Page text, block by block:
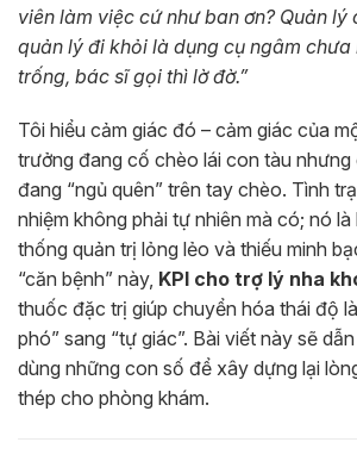
viên làm việc cứ như ban ơn? Quản lý
quản lý đi khỏi là dụng cụ ngâm
trống, bác sĩ gọi thì lờ đờ.”
Tôi hiểu cảm giác đó – cảm giác của
trưởng đang cố chèo lái con tàu nhưng
đang “ngủ quên” trên tay chèo. Tình
nhiệm không phải tự nhiên mà có; nó
thống quản trị lỏng lẻo và thiếu minh
“căn bệnh” này, KPI cho trợ lý nha
thuốc đặc trị giúp chuyển hóa thái độ
phó” sang “tự giác”. Bài viết này sẽ
dùng những con số để xây dựng lại
thép cho phòng khám.